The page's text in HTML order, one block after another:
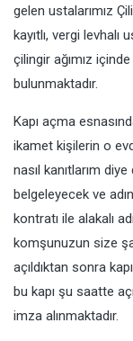
gelen ustalarımız
kayıtlı, vergi
çilingir ağımız
bulunmaktadır.
Kapı açma
ikamet kişilerin o
nasıl kanıtlarım
belgeleyecek ve
kontratı ile alakalı
komşunuzun size
açıldıktan sonra
bu kapı şu saatte
imza alınmaktadır.